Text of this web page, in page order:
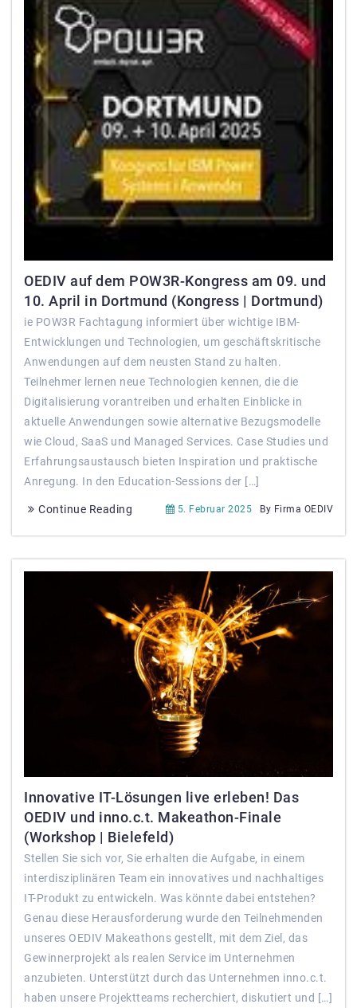
OEDIV auf dem POW3R-Kongress am 09. und
10. April in Dortmund (Kongress | Dortmund)
ie POW3R Fachtagung informiert über wichtige IBM-
Entwicklungen und Technologien, um geschäftskritische
Anwendungen auf dem neusten Stand zu halten.
Teilnehmer lernen neue Technologien kennen, die die
Digitalisierung vorantreiben und erhalten Einblicke in
aktuelle Anwendungen sowie alternative Bezugsmodelle
wie Cloud, SaaS und Managed Services. Case Studies und
Erfahrungsaustausch bieten Inspiration und praktische
Anregung. In den Education-Sessions der […]
Continue Reading 5. Februar 2025 By Firma OEDIV
Innovative IT-Lösungen live erleben! Das
OEDIV und inno.c.t. Makeathon-Finale
(Workshop | Bielefeld)
Stellen Sie sich vor, Sie erhalten die Aufgabe, in einem
interdisziplinären Team ein innovatives und nachhaltiges
IT-Produkt zu entwickeln. Was könnte dabei entstehen?
Genau diese Herausforderung wurde den Teilnehmenden
unseres OEDIV Makeathons gestellt, mit dem Ziel, das
Gewinnerprojekt als realen Service im Unternehmen
anzubieten. Unterstützt durch das Unternehmen inno.c.t.
haben unsere Projektteams recherchiert, diskutiert und […]